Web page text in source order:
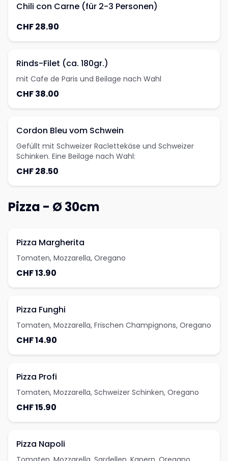
Chili con Carne (für 2-3 Personen)
CHF 28.90
Rinds-Filet (ca. 180gr.)
mit Cafe de Paris und Beilage nach Wahl
CHF 38.00
Cordon Bleu vom Schwein
Gefüllt mit Schweizer Raclettekäse und Schweizer
Schinken. Eine Beilage nach Wahl:
CHF 28.50
Pizza - Ø 30cm
Pizza Margherita
Tomaten, Mozzarella, Oregano
CHF 13.90
Pizza Funghi
Tomaten, Mozzarella, Frischen Champignons, Oregano
CHF 14.90
Pizza Profi
Tomaten, Mozzarella, Schweizer Schinken, Oregano
CHF 15.90
Pizza Napoli